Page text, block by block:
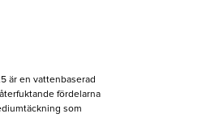
är en vattenbaserad
fördelarna
som